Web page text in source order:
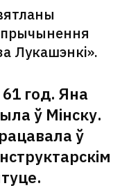
прычынення
Лукашэнкі».
год. Яна
ў Мінску.
ў